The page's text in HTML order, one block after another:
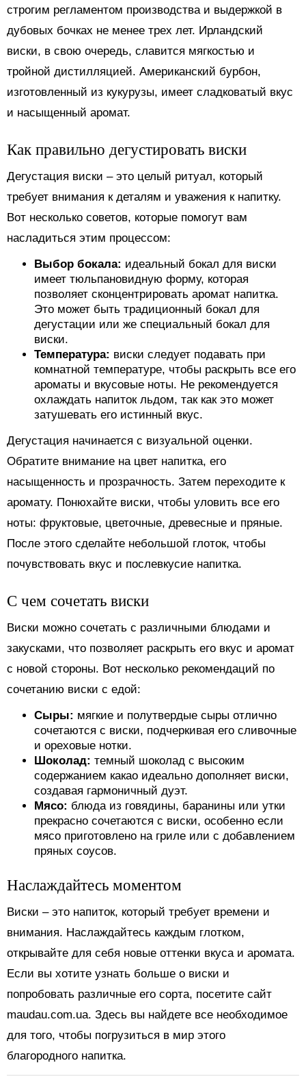
строгим регламентом производства и выдержкой в
дубовых бочках не менее трех лет. Ирландский
виски, в свою очередь, славится мягкостью и
тройной дистилляцией. Американский бурбон,
изготовленный из кукурузы, имеет сладковатый вкус
и насыщенный аромат.
Как правильно дегустировать виски
Дегустация виски – это целый ритуал, который
требует внимания к деталям и уважения к напитку.
Вот несколько советов, которые помогут вам
насладиться этим процессом:
Выбор бокала: идеальный бокал для виски
имеет тюльпановидную форму, которая
позволяет сконцентрировать аромат напитка.
Это может быть традиционный бокал для
дегустации или же специальный бокал для
виски.
Температура: виски следует подавать при
комнатной температуре, чтобы раскрыть все его
ароматы и вкусовые ноты. Не рекомендуется
охлаждать напиток льдом, так как это может
затушевать его истинный вкус.
Дегустация начинается с визуальной оценки.
Обратите внимание на цвет напитка, его
насыщенность и прозрачность. Затем переходите к
аромату. Понюхайте виски, чтобы уловить все его
ноты: фруктовые, цветочные, древесные и пряные.
После этого сделайте небольшой глоток, чтобы
почувствовать вкус и послевкусие напитка.
С чем сочетать виски
Виски можно сочетать с различными блюдами и
закусками, что позволяет раскрыть его вкус и аромат
с новой стороны. Вот несколько рекомендаций по
сочетанию виски с едой:
Сыры: мягкие и полутвердые сыры отлично
сочетаются с виски, подчеркивая его сливочные
и ореховые нотки.
Шоколад: темный шоколад с высоким
содержанием какао идеально дополняет виски,
создавая гармоничный дуэт.
Мясо: блюда из говядины, баранины или утки
прекрасно сочетаются с виски, особенно если
мясо приготовлено на гриле или с добавлением
пряных соусов.
Наслаждайтесь моментом
Виски – это напиток, который требует времени и
внимания. Наслаждайтесь каждым глотком,
открывайте для себя новые оттенки вкуса и аромата.
Если вы хотите узнать больше о виски и
попробовать различные его сорта, посетите сайт
maudau.com.ua. Здесь вы найдете все необходимое
для того, чтобы погрузиться в мир этого
благородного напитка.